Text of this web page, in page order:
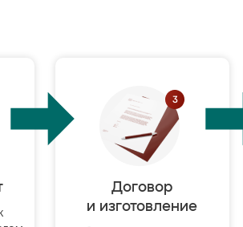
Договор
и изготовление